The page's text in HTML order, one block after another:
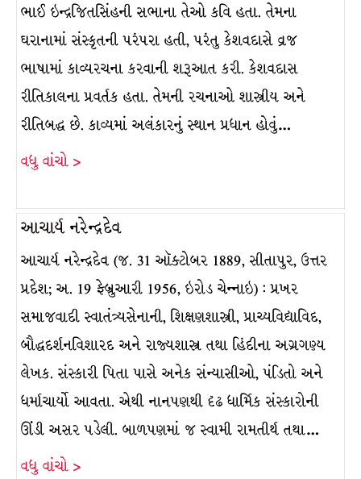
ભાઈ ઇન્દ્રજિતસિંહની સભાના તેઓ કવિ હતા. તેમના
ઘરાનામાં સંસ્કૃતની પરંપરા હતી, પરંતુ કેશવદાસે વ્રજ
ભાષામાં કાવ્યરચના કરવાની શરૂઆત કરી. કેશવદાસ
રીતિકાલના પ્રવર્તક હતા. તેમની રચનાઓ શાસ્ત્રીય અને
રીતિબદ્ધ છે. કાવ્યમાં અલંકારનું સ્થાન પ્રધાન હોવું…
વધુ વાંચો >
આચાર્ય નરેન્દ્રદેવ
આચાર્ય નરેન્દ્રદેવ (જ. 31 ઑક્ટોબર 1889, સીતાપુર, ઉત્તર
પ્રદેશ; અ. 19 ફેબ્રુઆરી 1956, ઇરોડ ચેન્નાઇ) : પ્રખર
સમાજવાદી સ્વાતંત્ર્યસેનાની, શિક્ષણશાસ્ત્રી, પ્રાચ્યવિદ્યાવિદ,
બૌદ્ધદર્શનવિશારદ અને રાજ્યશાસ્ત્ર તથા હિંદીના અગ્રગણ્ય
લેખક. સંસ્કારી પિતા પાસે અનેક સંન્યાસીઓ, પંડિતો અને
ધર્માચાર્યો આવતા. એથી નાનપણથી દૃઢ ધાર્મિક સંસ્કારોની
ઊંડી અસર પડેલી. બાળપણમાં જ સ્વામી રામતીર્થ તથા…
વધુ વાંચો >